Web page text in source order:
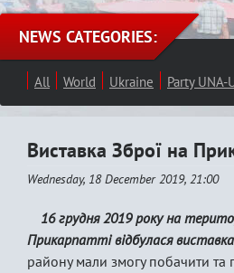
NEWS CATEGORIES:
All World Ukraine Party UNA-
Виставка Зброї на
Wednesday, 18 December 2019, 21:00
16 грудня 2019 року на
Прикарпатті відбулася
району мали змогу побачити та